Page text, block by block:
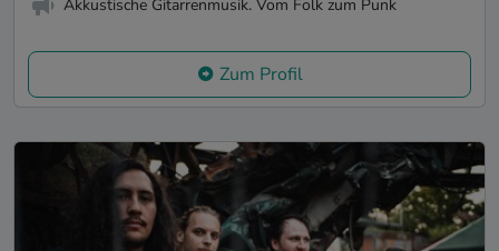
Akkustische Gitarrenmusik. Vom Folk zum Punk
Zum Profil